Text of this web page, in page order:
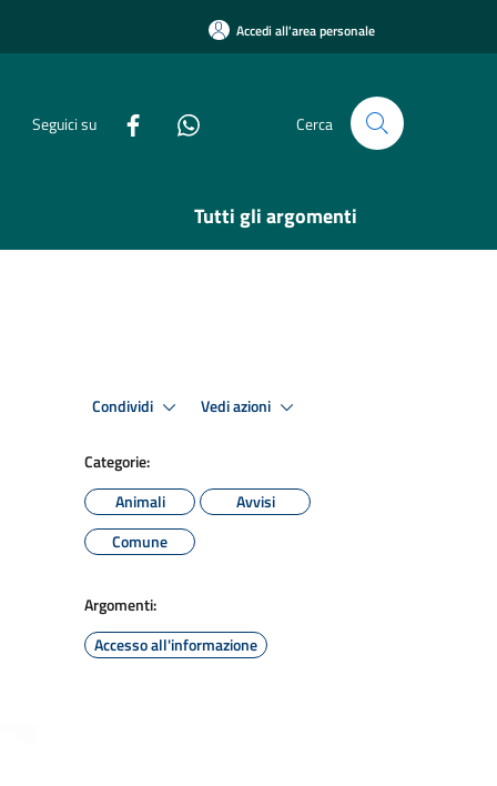
Accedi all'area personale
Seguici su Cerca
Tutti gli argomenti
Condividi Vedi azioni
Categorie:
Animali
Avvisi
Comune
Argomenti:
Accesso all'informazione